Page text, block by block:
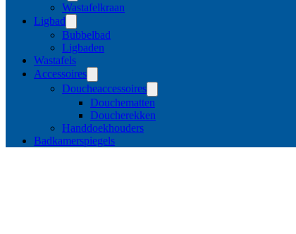
Wastafelkraan
Ligbad
Bubbelbad
Ligbaden
Wastafels
Accessoires
Doucheaccessoires
Douchematten
Doucherekken
Handdoekhouders
Badkamerspiegels